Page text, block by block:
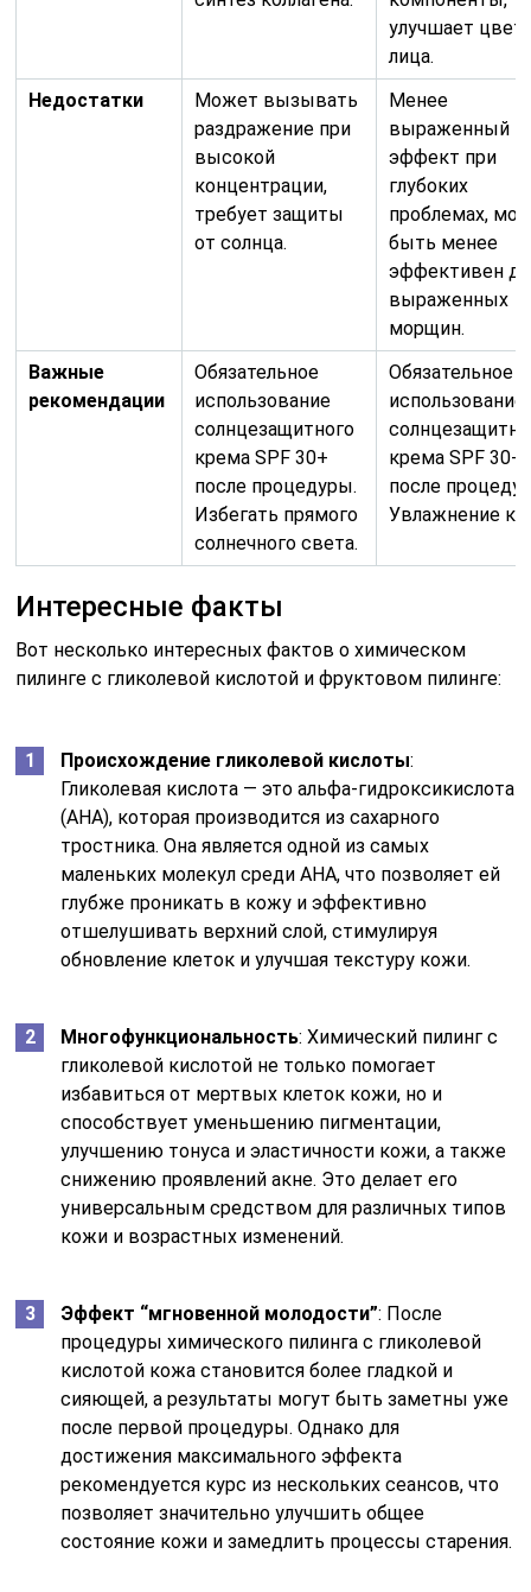
улучшает цвет
лица.
Недостатки
Может вызывать
раздражение при
высокой
концентрации,
требует защиты
от солнца.
Менее
выраженный
эффект при
глубоких
проблемах,
быть менее
эффективен
выраженных
морщин.
Важные
рекомендации
Обязательное
использование
солнцезащитного
крема SPF 30+
после процедуры.
Избегать прямого
солнечного света.
Обязательное
использование
крема SPF 30+
после
Увлажнение
Интересные факты
Вот несколько интересных фактов о химическом
пилинге с гликолевой кислотой и фруктовом пилинге:
Происхождение гликолевой кислоты:
Гликолевая кислота — это альфа-гидроксикислота
(AHA), которая производится из сахарного
тростника. Она является одной из самых
маленьких молекул среди AHA, что позволяет ей
глубже проникать в кожу и эффективно
отшелушивать верхний слой, стимулируя
обновление клеток и улучшая текстуру кожи.
Многофункциональность: Химический пилинг с
гликолевой кислотой не только помогает
избавиться от мертвых клеток кожи, но и
способствует уменьшению пигментации,
улучшению тонуса и эластичности кожи, а также
снижению проявлений акне. Это делает его
универсальным средством для различных типов
кожи и возрастных изменений.
Эффект “мгновенной молодости”: После
процедуры химического пилинга с гликолевой
кислотой кожа становится более гладкой и
сияющей, а результаты могут быть заметны уже
после первой процедуры. Однако для
достижения максимального эффекта
рекомендуется курс из нескольких сеансов, что
позволяет значительно улучшить общее
состояние кожи и замедлить процессы старения.